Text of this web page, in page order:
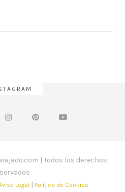
| Todos los derechos
Legal | Política de Cookies